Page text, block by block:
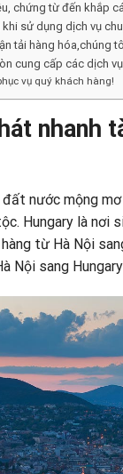
chứng từ đến khắp
sử dụng dịch vụ
tải hàng hóa,chúng
cung cấp các dịch
vụ quý khách hàng!
nhanh
nước mộng
Hungary là nơi
từ Hà Nội
Nội sang